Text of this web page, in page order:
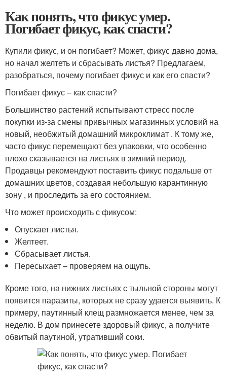
Как понять, что фикус умер.
Погибает фикус, как спасти?
Купили фикус, и он погибает? Может, фикус давно дома,
но начал желтеть и сбрасывать листья? Предлагаем,
разобраться, почему погибает фикус и как его спасти?
Погибает фикус – как спасти?
Большинство растений испытывают стресс после
покупки из-за смены привычных магазинных условий на
новый, необжитый домашний микроклимат . К тому же,
часто фикус перемещают без упаковки, что особенно
плохо сказывается на листьях в зимний период.
Продавцы рекомендуют поставить фикус подальше от
домашних цветов, создавая небольшую карантинную
зону , и проследить за его состоянием.
Что может происходить с фикусом:
Опускает листья.
Желтеет.
Сбрасывает листья.
Пересыхает – проверяем на ощупь.
Кроме того, на нижних листьях с тыльной стороны могут
появится паразиты, которых не сразу удается выявить. К
примеру, паутинный клещ размножается менее, чем за
неделю. В дом принесете здоровый фикус, а получите
обвитый паутиной, утративший соки.